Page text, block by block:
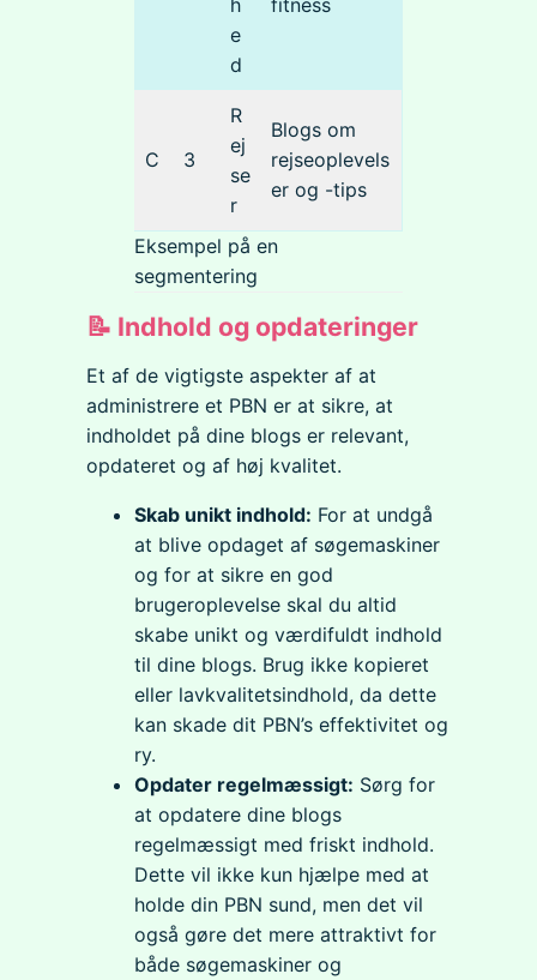
e
d
C 3
R
ej
se
r
Blogs om
rejseoplevels
er og -tips
Eksempel på en
segmentering
📝 Indhold og opdateringer
Et af de vigtigste aspekter af at
administrere et PBN er at sikre, at
indholdet på dine blogs er relevant,
opdateret og af høj kvalitet.
Skab unikt indhold: For at undgå
at blive opdaget af søgemaskiner
og for at sikre en god
brugeroplevelse skal du altid
skabe unikt og værdifuldt indhold
til dine blogs. Brug ikke kopieret
eller lavkvalitetsindhold, da dette
kan skade dit PBN’s effektivitet og
ry.
Opdater regelmæssigt: Sørg for
at opdatere dine blogs
regelmæssigt med friskt indhold.
Dette vil ikke kun hjælpe med at
holde din PBN sund, men det vil
også gøre det mere attraktivt for
både søgemaskiner og